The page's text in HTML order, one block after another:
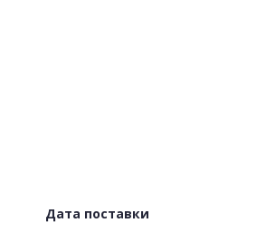
Дата поставки